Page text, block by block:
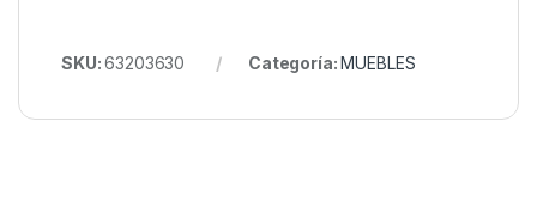
SKU:63203630 Categoría:MUEBLES